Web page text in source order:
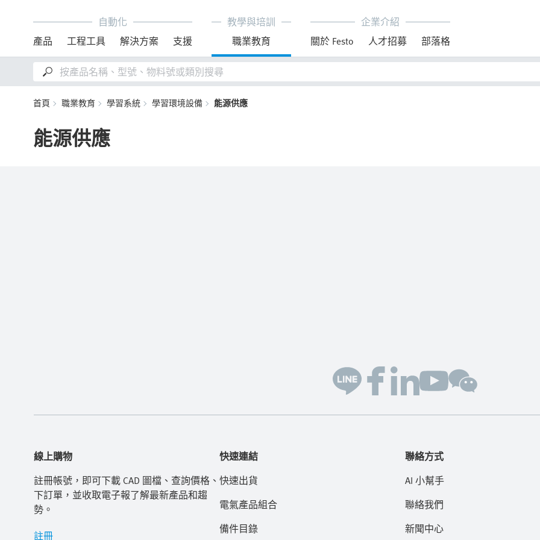
自動化
產品
工程工具 解決方案 支援
教學與培訓
職業教育
企業介紹
關於 Festo
人才招募 部落格
首頁 職業教育 學習系統 學習環境設備 能源供應
能源供應
線上購物
註冊帳號，即可下載 CAD 圖檔、查詢價格、
下訂單，並收取電子報了解最新產品和趨
勢。
註冊
快速連結
快速出貨
電氣產品組合
備件目錄
聯絡方式
AI 小幫手
聯絡我們
新聞中心